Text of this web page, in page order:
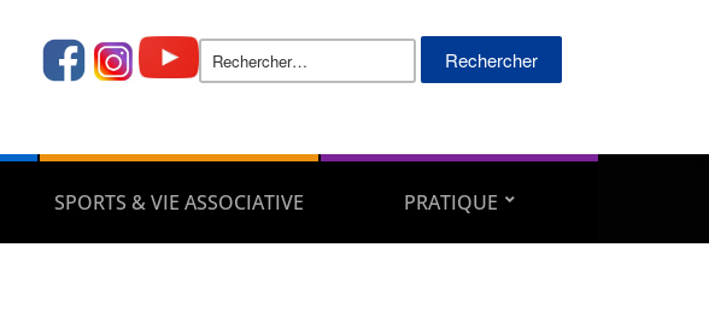
Rechercher :
SPORTS & VIE ASSOCIATIVE PRATIQUE